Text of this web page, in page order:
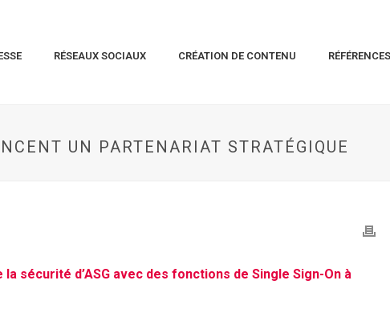
RÉSEAUX SOCIAUX CRÉATION DE CONTENU RÉFÉRENCES
UN PARTENARIAT STRATÉGIQUE
sécurité d’ASG avec des fonctions de Single Sign-On à